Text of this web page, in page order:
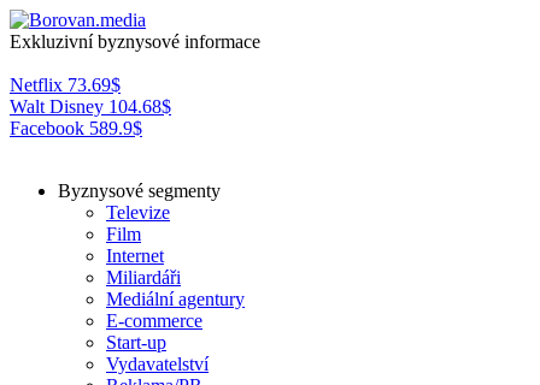
Exkluzivní byznysové informace
Netflix 73.69$
Walt Disney 104.68$
Facebook 589.9$
Byznysové segmenty
Televize
Film
Internet
Miliardáři
Mediální agentury
E-commerce
Start-up
Vydavatelství